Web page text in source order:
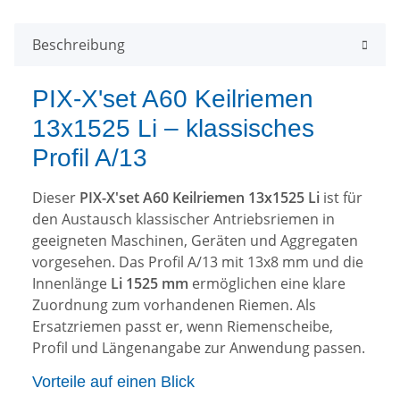
Beschreibung
PIX-X'set A60 Keilriemen
13x1525 Li – klassisches
Profil A/13
Dieser PIX-X'set A60 Keilriemen 13x1525 Li ist für
den Austausch klassischer Antriebsriemen in
geeigneten Maschinen, Geräten und Aggregaten
vorgesehen. Das Profil A/13 mit 13x8 mm und die
Innenlänge Li 1525 mm ermöglichen eine klare
Zuordnung zum vorhandenen Riemen. Als
Ersatzriemen passt er, wenn Riemenscheibe,
Profil und Längenangabe zur Anwendung passen.
Vorteile auf einen Blick